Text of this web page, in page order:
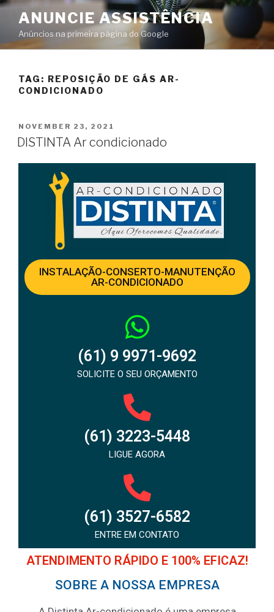
ANUNCIE ASSISTÊNCIA
Anúncios na primeira página do Google
TAG: REPOSIÇÃO DE GÁS AR-
CONDICIONADO
NOVEMBER 23, 2021
DISTINTA Ar condicionado
INSTALAÇÃO-CONSERTO-MANUTENÇÃO
AR-CONDICIONADO
(61) 9 9971-9692
SOLICITE O SEU ORÇAMENTO
(61) 3223-5448
LIGUE AGORA
(61) 3527-6582
ENTRE EM CONTATO
ATENDIMENTO RÁPIDO E 100% EFICAZ!
SOBRE A NOSSA EMPRESA